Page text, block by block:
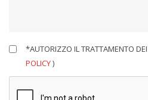
*AUTORIZZO IL TRATTAMENTO
POLICY)